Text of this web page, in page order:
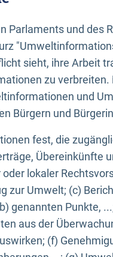
Parlaments und des
sieht, ihre Arbeit
zu
und
Bürgern und
fest, die
Übereinkünfte
lokaler
zur Umwelt; (c)
genannten Punkte,
aus der
(f)